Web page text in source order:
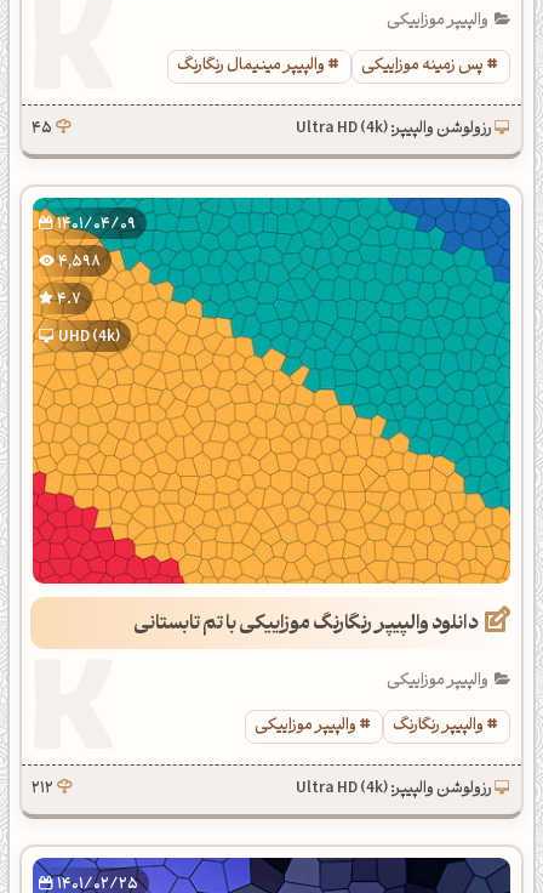
والپیپر موزاییکی
پس زمینه موزاییکی
والپیپر مینیمال رنگارنگ
رزولوشن والپیپر: Ultra HD (4k) 45
1401/04/09
4,598
4.7
UHD (4k)
دانلود والپیپر رنگارنگ موزاییکی با تم تابستانی
والپیپر موزاییکی
والپیپر رنگارنگ
والپیپر موزاییکی
رزولوشن والپیپر: Ultra HD (4k) 212
1401/02/25